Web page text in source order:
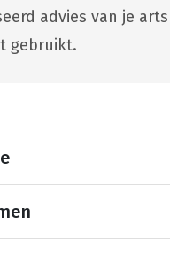
advies van je
gebruikt.